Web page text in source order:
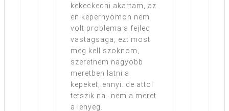
kekeckedni akartam, az
en kepernyomon nem
volt problema a fejlec
vastagsaga, ezt most
meg kell szoknom,
szeretnem nagyobb
meretben latni a
kepeket, ennyi. de attol
tetszik na…nem a meret
a lenyeg.